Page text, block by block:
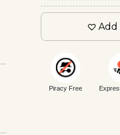
Add
Piracy Free